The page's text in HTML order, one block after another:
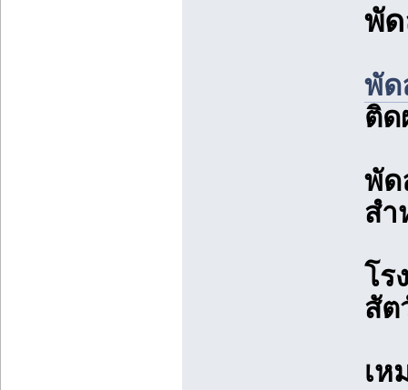
พั
พัด
ติด
พัด
สำ
โร
สัต
เห